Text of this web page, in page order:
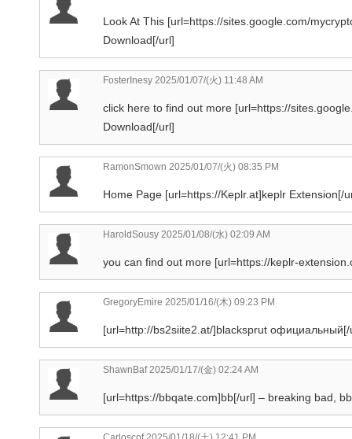
Look At This [url=https://sites.google.com/
Download[/url]
FosterInesy 2025/01/07/(火) 11:48 AM
click here to find out more [url=https://
Download[/url]
RamonSmown 2025/01/07/(火) 08:35 PM
Home Page [url=https://Keplr.at]keplr Extension[/
HaroldSousy 2025/01/08/(水) 02:09 AM
you can find out more [url=https://keplr-
GregoryEmire 2025/01/16/(木) 09:23 PM
[url=http://bs2siite2.at/]blacksprut официальный[/
ShawnBaf2025/01/17/(金) 02:24 AM
[url=https://bbqate.com]bb[/url] – breaking bad, bb